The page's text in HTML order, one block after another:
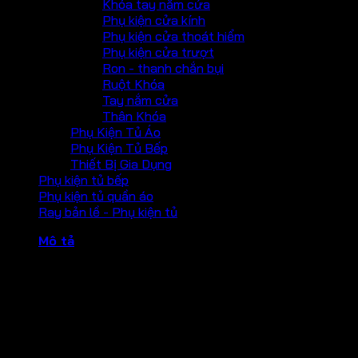
Khóa tay nắm cửa
Phụ kiện cửa kính
Phụ kiện cửa thoát hiểm
Phụ kiện cửa trượt
Ron - thanh chắn bụi
Ruột Khóa
Tay nắm cửa
Thân Khóa
Phụ Kiện Tủ Áo
Phụ Kiện Tủ Bếp
Thiết Bị Gia Dụng
Phụ kiện tủ bếp
Phụ kiện tủ quần áo
Ray bản lề - Phụ kiện tủ
Mô tả